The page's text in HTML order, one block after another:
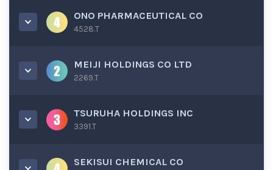
ONO PHARMACEUTICAL CO
4528.T
MEIJI HOLDINGS CO LTD
2269.T
TSURUHA HOLDINGS INC
3391.T
SEKISUI CHEMICAL CO